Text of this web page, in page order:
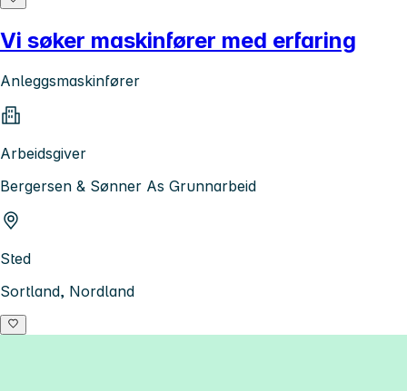
Vi søker maskinfører med erfaring
Anleggsmaskinfører
Arbeidsgiver
Bergersen & Sønner As Grunnarbeid
Sted
Sortland, Nordland